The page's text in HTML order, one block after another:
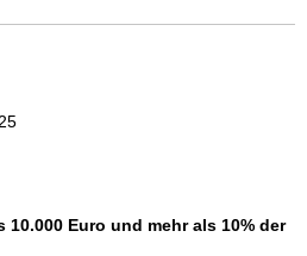
10.000 Euro und mehr als 10% der